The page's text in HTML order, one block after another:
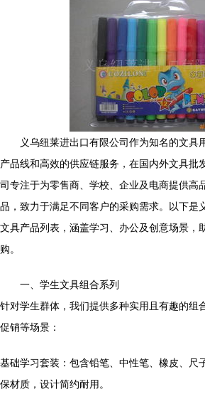
义乌纽莱进出口有限公司作为知名的文具
产品线和高效的供应链服务，在国内外文具批
司专注于为零售商、学校、企业及电商提供高
品，致力于满足不同客户的采购需求。以下是
文具产品列表，涵盖学习、办公及创意场景，
购。
一、学生文具组合系列
针对学生群体，我们提供多种实用且有趣的组
促销等场景：
基础学习套装：包含铅笔、中性笔、橡皮、尺
保材质，设计简约耐用。